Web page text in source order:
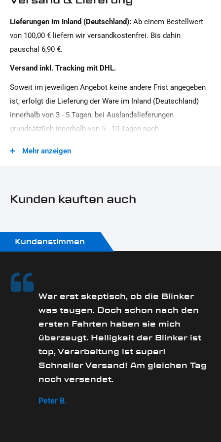
Oberfläche:
Pulverbeschichtet
Seitlicher Kennzeichenhalter ohne TÜV
Strassenzulassung:
Zulassung per Einzelabnahme, ohne ABE / TGA
Lieferungen im Inland (Deutschland): Ab einem Bestellwert
von 100,00 € liefern wir versandkostenfrei. Bis dahin
pauschal 6,90 €.
Versand inkl. Tracking mit DHL.
Soweit im jeweiligen Angebot keine andere Frist angegeben
ist, erfolgt die Lieferung der Ware im Inland (Deutschland)
innerhalb von 3 - 5 Tagen, bei Auslandslieferungen
grundsätzlich innerhalb von 5 - 10 Tagen nach
Zeitpunkt Ihrer Zahlungsanweisung).Beachten Sie, dass an
Mehr anzeigen
Kunden kauften auch
Kundenstimmen
War erst skeptisch, ob die Blinker
was taugen. Doch schon nach den
ersten Fahrten haben sie mich
überzeugt. Helligkeit der Blinker ist
top, Verarbeitung ist super!
Schneller Versand! Am gleichen Tag
noch versendet.
Peter B.